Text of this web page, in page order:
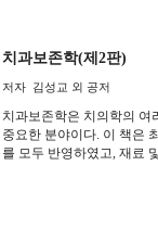
치과보존학(제2판)
저자 김성교 외 공저
치과보존학은 치의학의 여
중요한 분야이다. 이 책은
를 모두 반영하였고, 재료